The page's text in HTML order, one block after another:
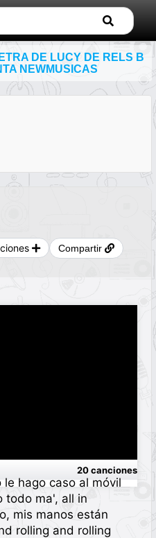
DE LUCY DE RELS B
NEWMUSICAS
Compartir
hago caso al móvil
todo ma', all in
mis manos están
rolling and rolling
20 canciones